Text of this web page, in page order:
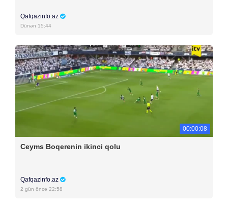
Qafqazinfo.az
Dünən 15:44
00:00:08
Ceyms Boqerenin ikinci qolu
Qafqazinfo.az
2 gün öncə 22:58